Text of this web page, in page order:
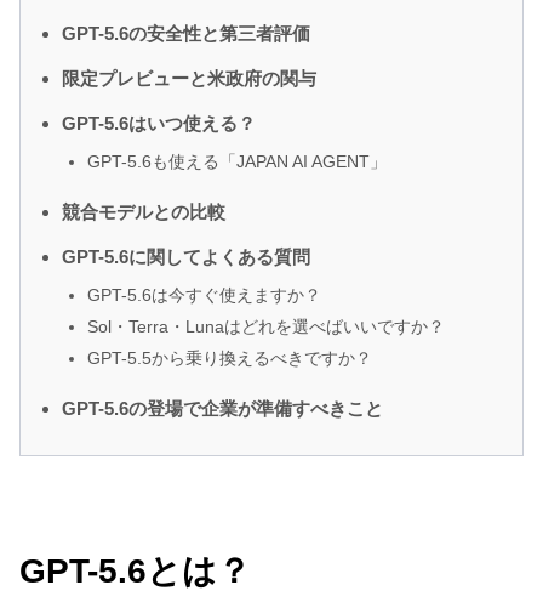
GPT-5.6の安全性と第三者評価
限定プレビューと米政府の関与
GPT-5.6はいつ使える？
GPT-5.6も使える「JAPAN AI AGENT」
競合モデルとの比較
GPT-5.6に関してよくある質問
GPT-5.6は今すぐ使えますか？
Sol・Terra・Lunaはどれを選べばいいですか？
GPT-5.5から乗り換えるべきですか？
GPT-5.6の登場で企業が準備すべきこと
GPT-5.6とは？